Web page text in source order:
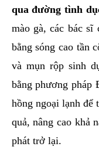
qua đường tình
mào gà, các bác sĩ
bằng sóng cao tần
và mụn rộp sinh
bằng phương
hồng ngoại lạnh để
quả, nâng cao khả
phát trở lại.